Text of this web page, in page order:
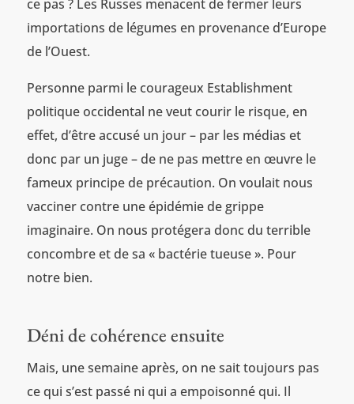
ce pas ? Les Russes menacent de fermer leurs
importations de légumes en provenance d’Europe
de l’Ouest.
Personne parmi le courageux Establishment
politique occidental ne veut courir le risque, en
effet, d’être accusé un jour – par les médias et
donc par un juge – de ne pas mettre en œuvre le
fameux principe de précaution. On voulait nous
vacciner contre une épidémie de grippe
imaginaire. On nous protégera donc du terrible
concombre et de sa « bactérie tueuse ». Pour
notre bien.
Déni de cohérence ensuite
Mais, une semaine après, on ne sait toujours pas
ce qui s’est passé ni qui a empoisonné qui. Il